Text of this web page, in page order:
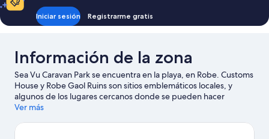
Iniciar sesión Registrarme gratis
Información de la zona
Sea Vu Caravan Park se encuentra en la playa, en Robe. Customs
House y Robe Gaol Ruins son sitios emblemáticos locales, y
algunos de los lugares cercanos donde se pueden hacer
actividades incluyen Robe Town Brewery y Golf Club Robe. En la
pesca, o disfrutar del aire libre mientras haces caminatas o
Ver más